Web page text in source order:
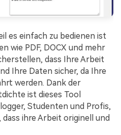
es einfach zu bedienen ist
wie PDF, DOCX und mehr
dass Ihre Arbeit
Ihre Daten sicher, da Ihre
werden. Dank der
ist dieses Tool
Studenten und Profis,
ihre Arbeit originell und